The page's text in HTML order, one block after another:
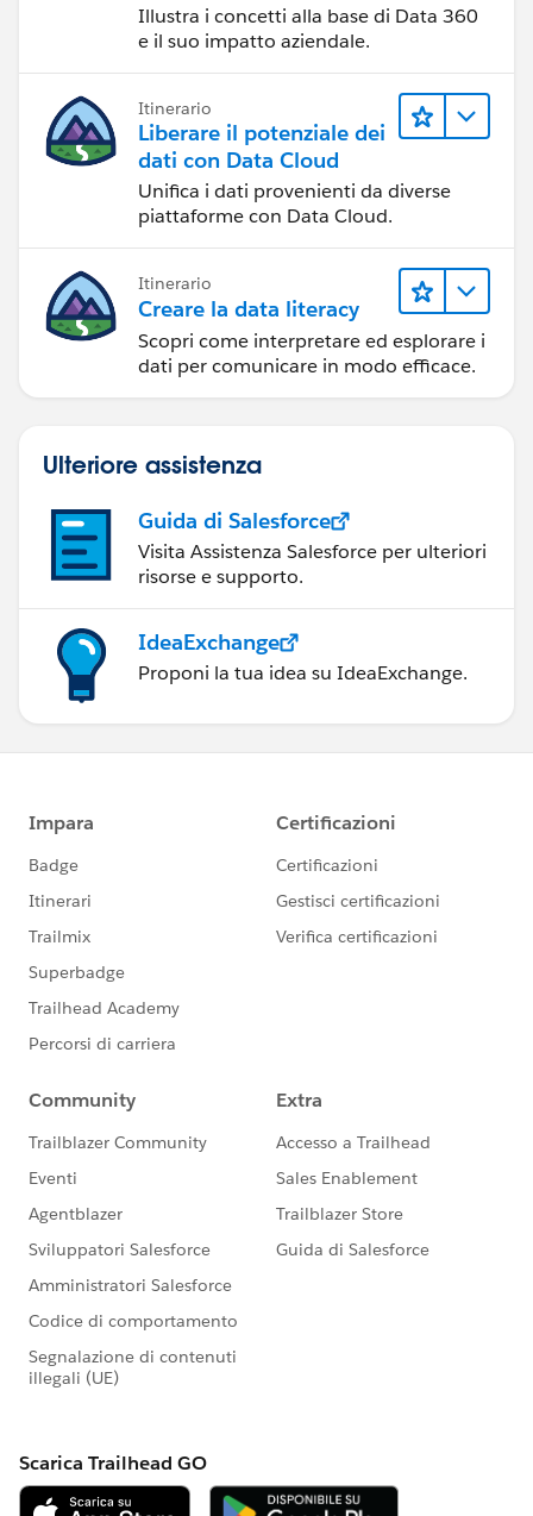
Illustra i concetti alla base di Data 360
e il suo impatto aziendale.
Itinerario
Liberare il potenziale dei
dati con Data Cloud
Unifica i dati provenienti da diverse
piattaforme con Data Cloud.
Itinerario
Creare la data literacy
Scopri come interpretare ed esplorare i
dati per comunicare in modo efficace.
Ulteriore assistenza
Guida di Salesforce
Visita Assistenza Salesforce per ulteriori
risorse e supporto.
IdeaExchange
Proponi la tua idea su IdeaExchange.